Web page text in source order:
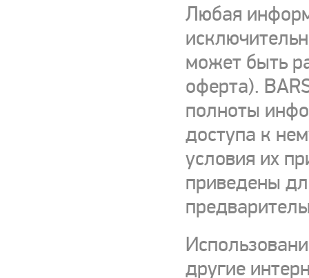
Любая
может быть
оферта).
полноты
доступа к
условия их
приведены
другие